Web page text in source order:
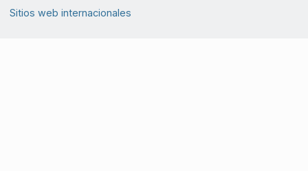
Sitios web internacionales